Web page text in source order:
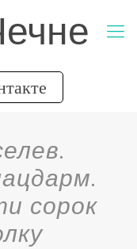
сорок